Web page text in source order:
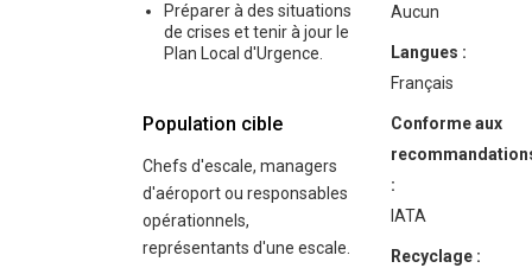
Préparer à des situations
de crises et tenir à jour le
Plan Local d'Urgence.
Population cible
Chefs d'escale, managers
d'aéroport ou responsables
opérationnels,
représentants d'une escale.
Aucun
Langues :
Français
Conforme aux
:
IATA
Recyclage :